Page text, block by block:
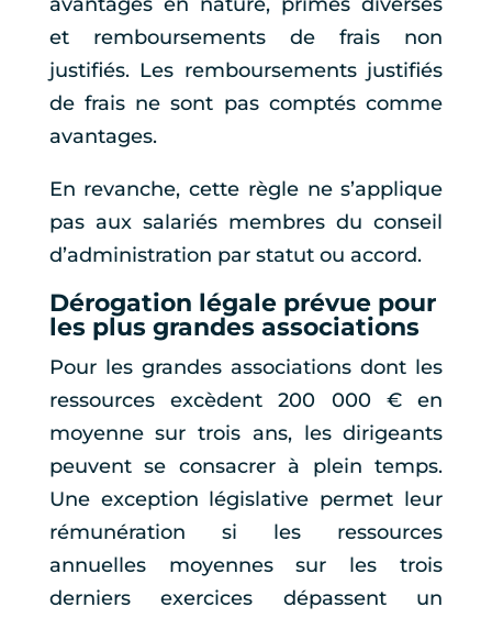
et remboursements de frais non
justifiés. Les remboursements justifiés
de frais ne sont pas comptés comme
avantages.
En revanche, cette règle ne s’applique
pas aux salariés membres du conseil
d’administration par statut ou accord.
Dérogation légale prévue pour
les plus grandes associations
Pour les grandes associations dont les
ressources excèdent 200 000 € en
moyenne sur trois ans, les dirigeants
peuvent se consacrer à plein temps.
Une exception législative permet leur
rémunération si les ressources
annuelles moyennes sur les trois
derniers exercices dépassent un